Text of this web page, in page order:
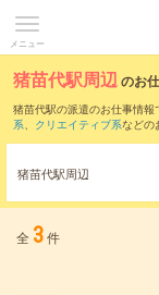
メニュー
猪苗代駅周辺のお
猪苗代駅の派遣のお仕事情報
系、 クリエイティブ系などの
また、中山宿駅
確認いただけます。
猪苗代駅周辺
全 3件